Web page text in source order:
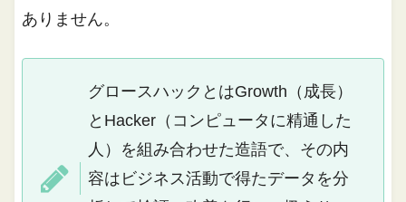
ありません。
グロースハックとはGrowth（成長）
とHacker（コンピュータに精通した
人）を組み合わせた造語で、その内
容はビジネス活動で得たデータを分